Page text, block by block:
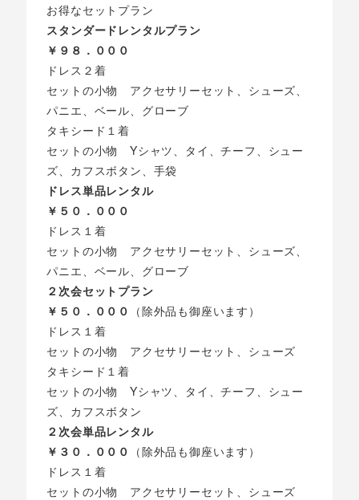
お得なセットプラン
スタンダードレンタルプラン
￥９８．０００
ドレス２着
セットの小物 アクセサリーセット、シューズ、
パニエ、ベール、グローブ
タキシード１着
セットの小物 Yシャツ、タイ、チーフ、シュー
ズ、カフスボタン、手袋
ドレス単品レンタル
￥５０．０００
ドレス１着
セットの小物 アクセサリーセット、シューズ、
パニエ、ベール、グローブ
２次会セットプラン
￥５０．０００ （除外品も御座います）
ドレス１着
セットの小物 アクセサリーセット、シューズ
タキシード１着
セットの小物 Yシャツ、タイ、チーフ、シュー
ズ、カフスボタン
２次会単品レンタル
￥３０．０００ （除外品も御座います）
ドレス１着
セットの小物 アクセサリーセット、シューズ